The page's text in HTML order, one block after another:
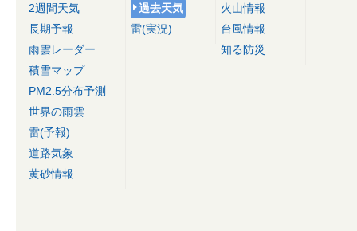
2週間天気
長期予報
雨雲レーダー
積雪マップ
PM2.5分布予測
世界の雨雲
雷(予報)
道路気象
黄砂情報
過去天気
雷(実況)
火山情報
台風情報
知る防災